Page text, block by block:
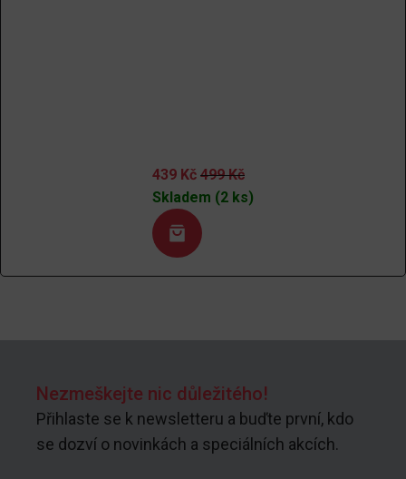
439 Kč 499Kč
Skladem (2 ks)
Nezmeškejte nic důležitého!
Přihlaste se k newsletteru a buďte první, kdo
se dozví o novinkách a speciálních akcích.